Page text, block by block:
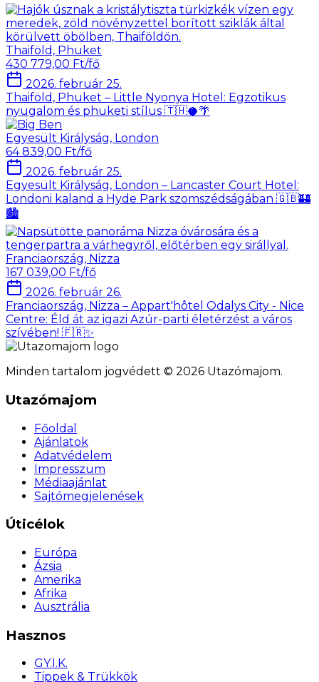
Thaiföld, Phuket
430 779,00 Ft/fő
2026. február 25.
Thaiföld, Phuket – Little Nyonya Hotel: Egzotikus
nyugalom és phuketi stílus 🇹🇭🥥🌴
Egyesült Királyság, London
64 839,00 Ft/fő
2026. február 25.
Egyesült Királyság, London – Lancaster Court Hotel:
Londoni kaland a Hyde Park szomszédságában 🇬🇧🏰
🏙️
Franciaország, Nizza
167 039,00 Ft/fő
2026. február 26.
Franciaország, Nizza – Appart'hôtel Odalys City - Nice
Centre: Éld át az igazi Azúr-parti életérzést a város
szívében! 🇫🇷✨
Minden tartalom jogvédett © 2026 Utazómajom.
Utazómajom
Főoldal
Ajánlatok
Adatvédelem
Impresszum
Médiaajánlat
Sajtómegjelenések
Úticélok
Európa
Ázsia
Amerika
Afrika
Ausztrália
Hasznos
GY.I.K.
Tippek & Trükkök